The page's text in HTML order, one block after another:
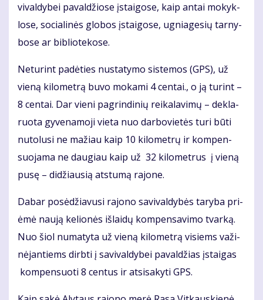
vi­val­dy­bei pa­val­džio­se įstai­go­se, kaip an­tai mo­kyk­
lo­se, so­cia­li­nės glo­bos įstai­go­se, ug­nia­ge­sių tar­ny­
bo­se ar bib­lio­te­ko­se.
Ne­tu­rint pa­dė­ties nu­sta­ty­mo sis­te­mos (GPS), už
vie­ną ki­lo­met­rą bu­vo mo­ka­mi 4 cen­tai., o ją tu­rint –
8 cen­tai. Dar vie­ni pa­grin­di­nių rei­ka­la­vi­mų – de­kla­
ruo­ta gy­ve­na­mo­ji vie­ta nuo dar­bo­vie­tės tu­ri bū­ti
nu­to­lu­si ne ma­žiau kaip 10 ki­lo­met­rų ir kom­pen­
suo­ja­ma ne dau­giau kaip už 32 ki­lo­met­rus į vie­ną
pu­sę – di­džiau­sią at­stu­mą ra­jo­ne.
Da­bar po­sė­džia­vu­si ra­jo­no sa­vi­val­dy­bės ta­ry­ba pri­
ėmė nau­ją ke­lio­nės iš­lai­dų kom­pen­sa­vi­mo tvar­ką.
Nuo šiol nu­ma­ty­ta už vie­ną ki­lo­met­rą vi­siems va­ži­
nė­jan­tiems dirb­ti į sa­vi­val­dy­bei pa­val­džias įstai­gas
kom­pen­suo­ti 8 cen­tus ir at­si­sa­ky­ti GPS.